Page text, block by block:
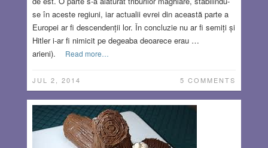
se în aceste regiuni, iar actualii evrei din această parte a
Europei ar fi descendenții lor. În concluzie nu ar fi semiți și
Hitler i-ar fi nimicit pe degeaba deoarece erau …
arieni).
Read more…
JUL 2, 2014 5 COMMENTS